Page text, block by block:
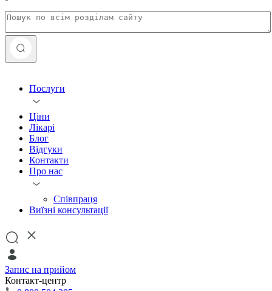
Послуги
Ціни
Лікарі
Блог
Відгуки
Контакти
Про нас
Співпраця
Виїзні консультації
Запис на прийом
Контакт-центр